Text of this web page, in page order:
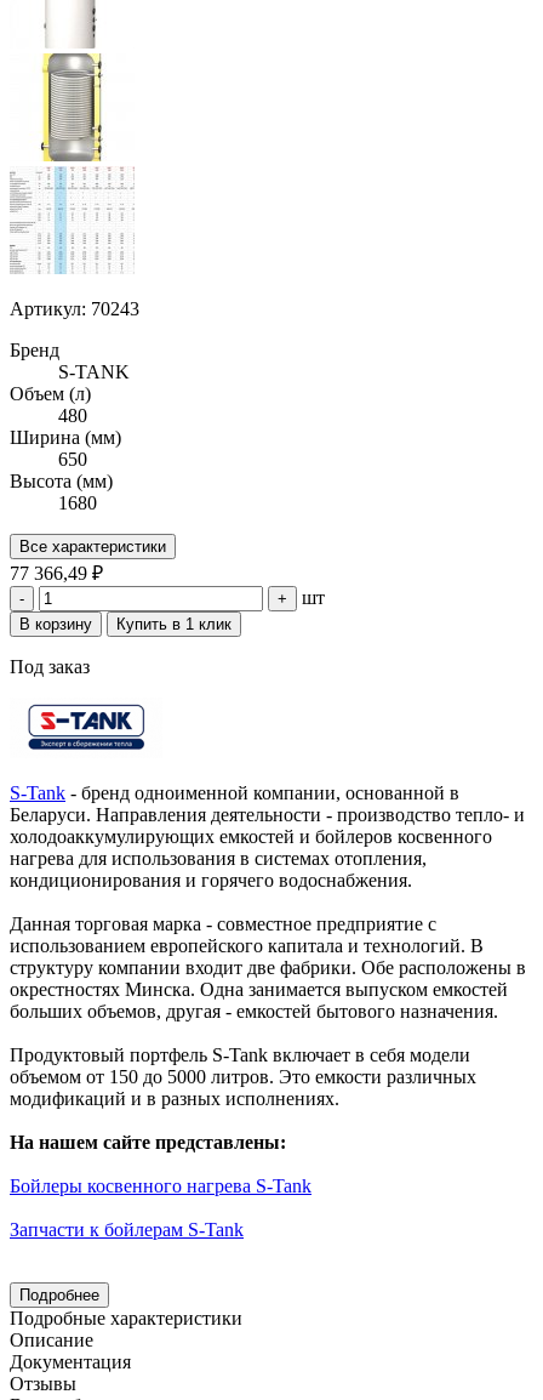
Артикул: 70243
Бренд
S-TANK
Объем (л)
480
Ширина (мм)
650
Высота (мм)
1680
Все характеристики
77 366,49 ₽
- + шт
В корзину Купить в 1 клик
Под заказ
S-Tank - бренд одноименной компании, основанной в
Беларуси. Направления деятельности - производство тепло- и
холодоаккумулирующих емкостей и бойлеров косвенного
нагрева для использования в системах отопления,
кондиционирования и горячего водоснабжения.
Данная торговая марка - совместное предприятие с
использованием европейского капитала и технологий. В
структуру компании входит две фабрики. Обе расположены в
окрестностях Минска. Одна занимается выпуском емкостей
больших объемов, другая - емкостей бытового назначения.
Продуктовый портфель S-Tank включает в себя модели
объемом от 150 до 5000 литров. Это емкости различных
модификаций и в разных исполнениях.
На нашем сайте представлены:
Бойлеры косвенного нагрева S-Tank
Запчасти к бойлерам S-Tank
Подробнее
Подробные характеристики
Описание
Документация
Отзывы